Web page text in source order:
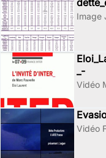
Image
_-
Vidéo
Vidéo